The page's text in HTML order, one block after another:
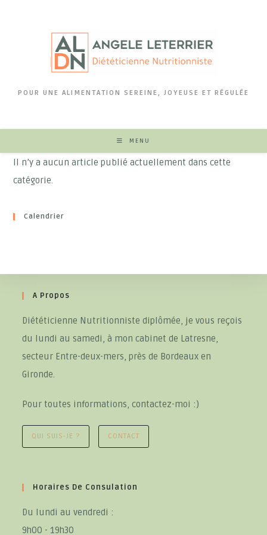
POUR UNE ALIMENTATION SEREINE, JOYEUSE ET RÉGULÉE
MENU
Il n’y a aucun article publié actuellement dans cette
catégorie.
Calendrier
A Propos
Diététicienne Nutritionniste diplômée, je vous reçois
du lundi au samedi, à mon cabinet de Latresne,
secteur Entre-deux-mers, près de Bordeaux en
Gironde.
Pour toutes informations, contactez-moi :)
QUI SUIS-JE ? CONTACT
Horaires De Consulation
Du lundi au vendredi :
9h00 - 19h30